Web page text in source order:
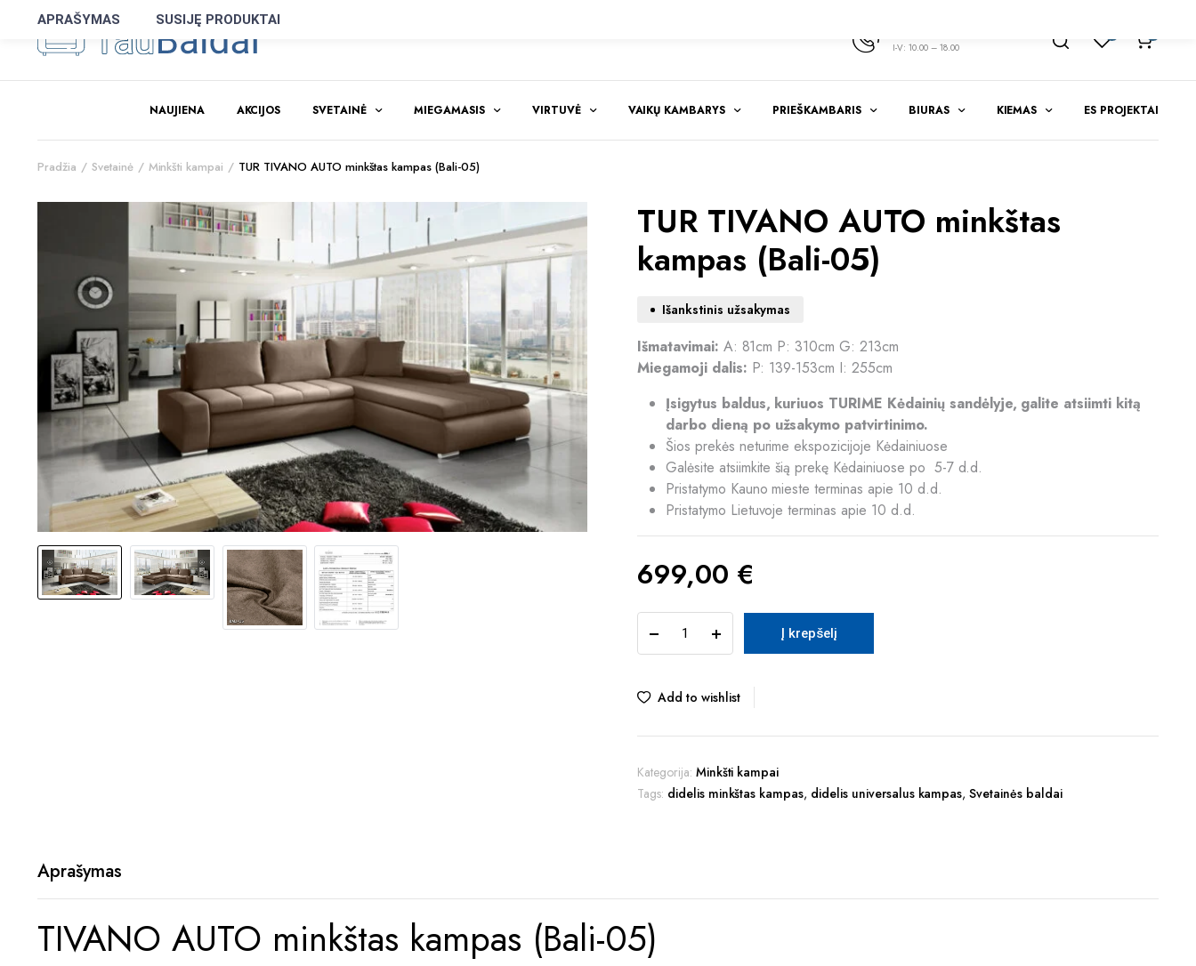
I-V: 10.00 – 18.00
NAUJIENA AKCIJOS SVETAINĖ MIEGAMASIS VIRTUVĖ VAIKŲ KAMBARYS PRIEŠKAMBARIS BIURAS KIEMAS ES PROJEKTAI
Pradžia Svetainė Minkšti kampai TUR TIVANO AUTO minkštas kampas (Bali-05)
TUR TIVANO AUTO minkštas
kampas (Bali-05)
Išankstinis užsakymas
Išmatavimai: A: 81cm P: 310cm G: 213cm
Miegamoji dalis: P: 139-153cm I: 255cm
Įsigytus baldus, kuriuos TURIME Kėdainių sandėlyje, galite atsiimti kitą
darbo dieną po užsakymo patvirtinimo.
Šios prekės neturime ekspozicijoje Kėdainiuose
Galėsite atsiimkite šią prekę Kėdainiuose po 5-7 d.d.
Pristatymo Kauno mieste terminas apie 10 d.d.
Pristatymo Lietuvoje terminas apie 10 d.d.
699,00 €
TIVANO
AUTO
kampas
05)
Į krepšelį
Add to wishlist
Kategorija: Minkšti kampai
Tags: didelis minkštas kampas, didelis universalus kampas,Svetainės baldai
Aprašymas
TIVANO AUTO minkštas kampas (Bali-05)
APRAŠYMAS SUSIJĘ PRODUKTAI